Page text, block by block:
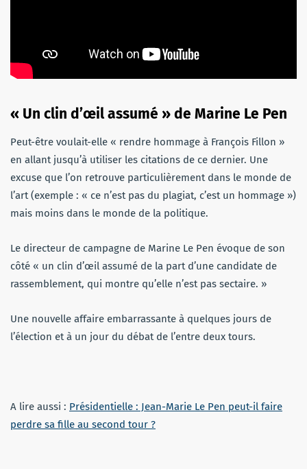
« Un clin d’œil assumé » de Marine Le Pen
Peut-être voulait-elle « rendre hommage à François Fillon »
en allant jusqu’à utiliser les citations de ce dernier. Une
excuse que l’on retrouve particulièrement dans le monde de
l’art (exemple : « ce n’est pas du plagiat, c’est un hommage »)
mais moins dans le monde de la politique.
Le directeur de campagne de Marine Le Pen évoque de son
côté « un clin d’œil assumé de la part d’une candidate de
rassemblement, qui montre qu’elle n’est pas sectaire. »
Une nouvelle affaire embarrassante à quelques jours de
l’élection et à un jour du débat de l’entre deux tours.
A lire aussi : Présidentielle : Jean-Marie Le Pen peut-il faire
perdre sa fille au second tour ?